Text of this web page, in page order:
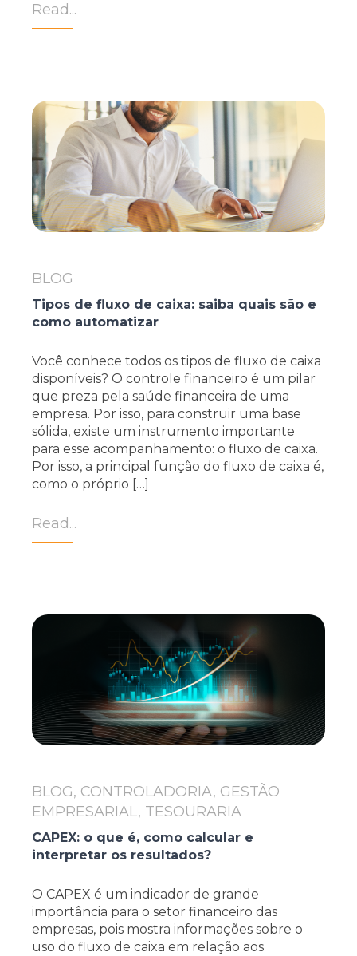
Read...
BLOG
Tipos de fluxo de caixa: saiba quais são e
como automatizar
Você conhece todos os tipos de fluxo de caixa
disponíveis? O controle financeiro é um pilar
que preza pela saúde financeira de uma
empresa. Por isso, para construir uma base
sólida, existe um instrumento importante
para esse acompanhamento: o fluxo de caixa.
Por isso, a principal função do fluxo de caixa é,
como o próprio […]
Read...
BLOG, CONTROLADORIA, GESTÃO
EMPRESARIAL, TESOURARIA
CAPEX: o que é, como calcular e
interpretar os resultados?
O CAPEX é um indicador de grande
importância para o setor financeiro das
empresas, pois mostra informações sobre o
uso do fluxo de caixa em relação aos